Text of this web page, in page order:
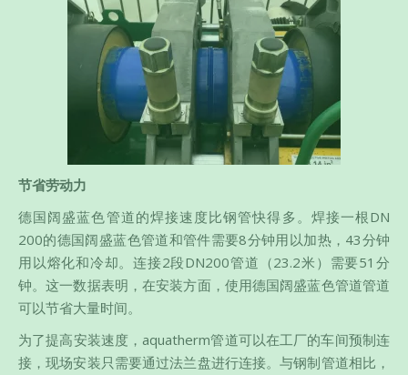
节省劳动力
德国阔盛蓝色管道的焊接速度比钢管快得多。焊接一根DN
200的德国阔盛蓝色管道和管件需要8分钟用以加热，43分钟
用以熔化和冷却。连接2段DN200管道（23.2米）需要51分
钟。这一数据表明，在安装方面，使用德国阔盛蓝色管道管道
可以节省大量时间。
为了提高安装速度，aquatherm管道可以在工厂的车间预制连
接，现场安装只需要通过法兰盘进行连接。与钢制管道相比，